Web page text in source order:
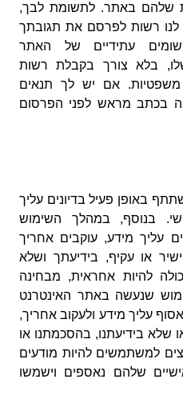
שלהם באתר. לתשומת לבך,
רשות לפרסם את תגובתך
עתידיים של האתר
שלו, בלא צורך בקבלת רשות
משפטיות. אם יש לך תנאים
בכתב מראש לפני הפרסום
באופן פעיל בדיונים עליך
בנוסף, במהלך השימוש
עליך מידע, עוקבים אחריך
או עקיף, בידיעתך ושלא
להיות אחראית, מבחינה
שנעשה באתר האינטרנט
עליך מידע ולעקוב אחריך,
שלא בידיעתנו, בהסכמתנו או
למשתמשים להיות מודעים
שלהם נאספים וישמשו